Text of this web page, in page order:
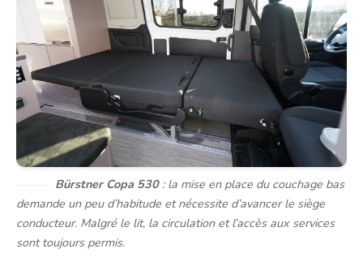
Bürstner Copa 530: la mise en place du couchage bas
demande un peu d’habitude et nécessite d’avancer le siège
conducteur. Malgré le lit, la circulation et l’accès aux services
sont toujours permis.